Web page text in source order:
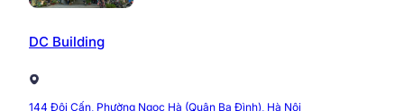
DC Building
144 Đội Cấn, Phường Ngọc Hà (Quận Ba Đình), Hà Nội